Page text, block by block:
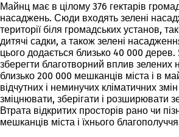
Майнц має в цілому 376 гектарів
насаджень. Сюди входять зелені
території біля громадських установ,
дитячі садки, а також зелені
цього додається близько 40 000
зберегти благотворний вплив зелених
близько 200 000 мешканців міста і в
відчутних і неминучих кліматичних
зміцнювати, зберігати і розширювати
Втрата відкритих просторів рано чи
мешканців міста і їхнього